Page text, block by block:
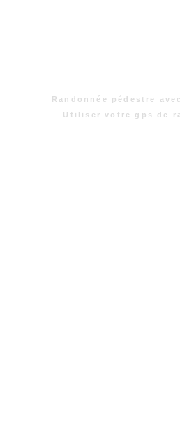
Randonnée pédestre
Utiliser votre gps de